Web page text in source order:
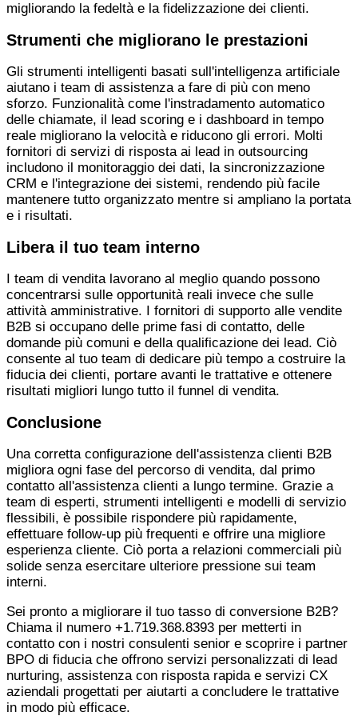
migliorando la fedeltà e la fidelizzazione dei clienti.
Strumenti che migliorano le prestazioni
Gli strumenti intelligenti basati sull'intelligenza artificiale
aiutano i team di assistenza a fare di più con meno
sforzo. Funzionalità come l'instradamento automatico
delle chiamate, il lead scoring e i dashboard in tempo
reale migliorano la velocità e riducono gli errori. Molti
fornitori di servizi di risposta ai lead in outsourcing
includono il monitoraggio dei dati, la sincronizzazione
CRM e l'integrazione dei sistemi, rendendo più facile
mantenere tutto organizzato mentre si ampliano la portata
e i risultati.
Libera il tuo team interno
I team di vendita lavorano al meglio quando possono
concentrarsi sulle opportunità reali invece che sulle
attività amministrative. I fornitori di supporto alle vendite
B2B si occupano delle prime fasi di contatto, delle
domande più comuni e della qualificazione dei lead. Ciò
consente al tuo team di dedicare più tempo a costruire la
fiducia dei clienti, portare avanti le trattative e ottenere
risultati migliori lungo tutto il funnel di vendita.
Conclusione
Una corretta configurazione dell'assistenza clienti B2B
migliora ogni fase del percorso di vendita, dal primo
contatto all'assistenza clienti a lungo termine. Grazie a
team di esperti, strumenti intelligenti e modelli di servizio
flessibili, è possibile rispondere più rapidamente,
effettuare follow-up più frequenti e offrire una migliore
esperienza cliente. Ciò porta a relazioni commerciali più
solide senza esercitare ulteriore pressione sui team
interni.
Sei pronto a migliorare il tuo tasso di conversione B2B?
Chiama il numero +1.719.368.8393 per metterti in
contatto con i nostri consulenti senior e scoprire i partner
BPO di fiducia che offrono servizi personalizzati di lead
nurturing, assistenza con risposta rapida e servizi CX
aziendali progettati per aiutarti a concludere le trattative
in modo più efficace.